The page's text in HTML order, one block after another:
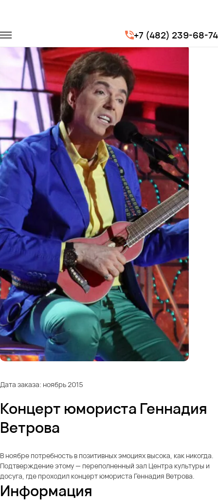
+7 (482) 239-68-74
Транспорт на концерты
Концерт юмориста Геннадия Ветрова
Дата заказа: ноябрь 2015
Концерт юмориста Геннадия
Ветрова
В ноябре потребность в позитивных эмоциях высока, как никогда.
Подтверждение этому — переполненный зал Центра культуры и
досуга, где проходил концерт юмориста Геннадия Ветрова.
Информация